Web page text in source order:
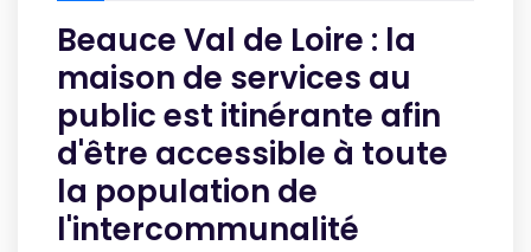
Beauce Val de Loire : la
maison de services au
public est itinérante afin
d'être accessible à toute
la population de
l'intercommunalité